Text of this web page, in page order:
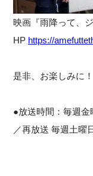
映画『雨降って、
HP https://
是非、お楽しみに！
●放送時間：毎週
／再放送 毎週土曜